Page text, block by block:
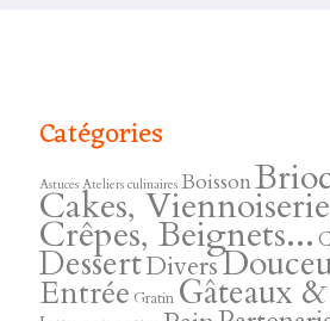
Catégories
Astuces Ateliers culinaires Boisson
Cakes,
Crêpes, Beignets...
DessertDivers
Entrée Gratin Gâteaux